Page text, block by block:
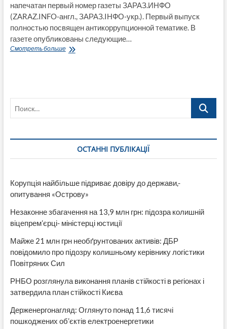
напечатан первый номер газеты ЗАРАЗ.ИНФО
(ZARAZ.INFO-англ., ЗАРАЗ.IНФО-укр.). Первый выпуск
полностью посвящен антикоррупционной тематике. В
газете опубликованы следующие…
Смотреть большеВышел
Зараз.Инфо
Поиск…
ОСТАННІ ПУБЛІКАЦІЇ
Корупція найбільше підриває довіру до держави,-
опитування «Острову»
Незаконне збагачення на 13,9 млн грн: підозра колишній
віцепрем’єрці- міністерці юстиції
Майже 21 млн грн необґрунтованих активів: ДБР
повідомило про підозру колишньому керівнику логістики
Повітряних Сил
РНБО розглянула виконання планів стійкості в регіонах і
затвердила план стійкості Києва
Держенергонагляд: Оглянуто понад 11,6 тисячі
пошкоджених об’єктів електроенергетики